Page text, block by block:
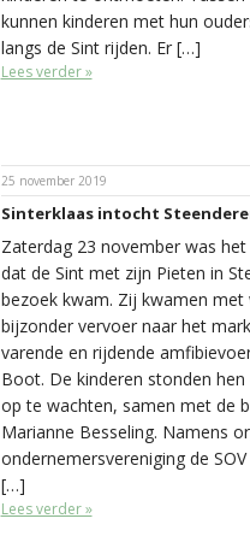
kunnen kinderen met hun
langs de Sint rijden. Er […]
Lees verder »
25 november 2019
Sinterklaas intocht
Zaterdag 23 november was
dat de Sint met zijn Pieten in
bezoek kwam. Zij kwamen met
bijzonder vervoer naar het
varende en rijdende
Boot. De kinderen stonden
op te wachten, samen met de
Marianne Besseling. Namens
ondernemersvereniging de
[…]
Lees verder »